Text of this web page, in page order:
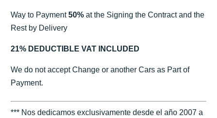
Way to Payment50% at the Signing the Contract and the
Rest by Delivery
21% DEDUCTIBLE VAT INCLUDED
We do not accept Change or another Cars as Part of
Payment.
*** Nos dedicamos exclusivamente desde el año 2007 a